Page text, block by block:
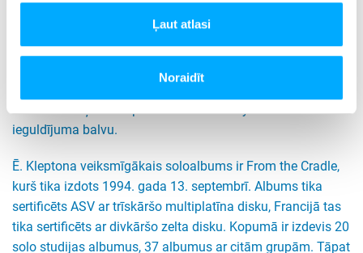
Ļaut atlasi
Noraidīt
solists, abas pārējās reizes kā grupu The Yardbirds un
Cream dalībnieks. 2003. gadā žurnāls Rolling Stone atzina
Ē. Kleptonu par ceturto visu laiku labāko ģitāristu pasaulē.
1994. gadā viņš tika apbalvots ar Britu Karalistes orderi par
dalībnieks viņš tika apbalvots ar Grammy mūža
ieguldījuma balvu.
Ē. Kleptona veiksmīgākais soloalbums ir From the Cradle,
kurš tika izdots 1994. gada 13. septembrī. Albums tika
sertificēts ASV ar trīskāršo multiplatīna disku, Francijā tas
tika sertificēts ar divkāršo zelta disku. Kopumā ir izdevis 20
solo studijas albumus, 37 albumus ar citām grupām. Tāpat